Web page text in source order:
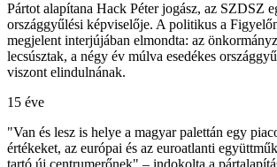
Pártot alapítana Hack Péter jogász, az SZDSZ
országgyűlési képviselője. A politikus a
megjelent interjújában elmondta: az
lecsúsztak, a négy év múlva esedékes
viszont elindulnának.
15 éve
"Van és lesz is helye a magyar palettán egy
értékeket, az európai és az euroatlanti